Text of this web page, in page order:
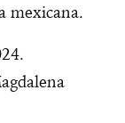
mexicana.